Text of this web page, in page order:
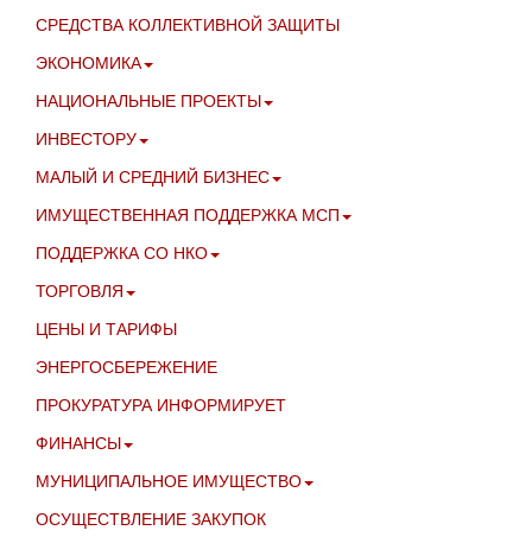
СРЕДСТВА КОЛЛЕКТИВНОЙ ЗАЩИТЫ
ЭКОНОМИКА
НАЦИОНАЛЬНЫЕ ПРОЕКТЫ
ИНВЕСТОРУ
МАЛЫЙ И СРЕДНИЙ БИЗНЕС
ИМУЩЕСТВЕННАЯ ПОДДЕРЖКА МСП
ПОДДЕРЖКА СО НКО
ТОРГОВЛЯ
ЦЕНЫ И ТАРИФЫ
ЭНЕРГОСБЕРЕЖЕНИЕ
ПРОКУРАТУРА ИНФОРМИРУЕТ
ФИНАНСЫ
МУНИЦИПАЛЬНОЕ ИМУЩЕСТВО
ОСУЩЕСТВЛЕНИЕ ЗАКУПОК